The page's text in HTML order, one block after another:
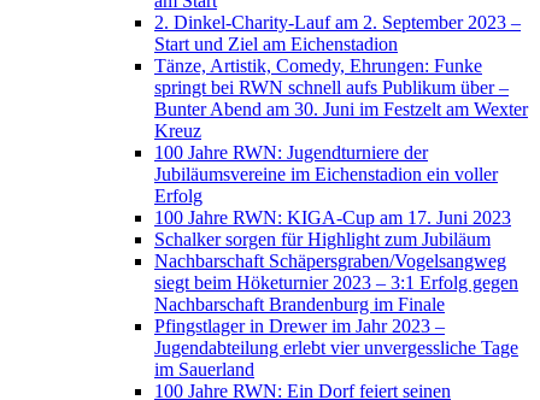
2. Dinkel-Charity-Lauf am 2. September 2023 –
Start und Ziel am Eichenstadion
Tänze, Artistik, Comedy, Ehrungen: Funke
springt bei RWN schnell aufs Publikum über –
Bunter Abend am 30. Juni im Festzelt am Wexter
Kreuz
100 Jahre RWN: Jugendturniere der
Jubiläumsvereine im Eichenstadion ein voller
Erfolg
100 Jahre RWN: KIGA-Cup am 17. Juni 2023
Schalker sorgen für Highlight zum Jubiläum
Nachbarschaft Schäpersgraben/Vogelsangweg
siegt beim Höketurnier 2023 – 3:1 Erfolg gegen
Nachbarschaft Brandenburg im Finale
Pfingstlager in Drewer im Jahr 2023 –
Jugendabteilung erlebt vier unvergessliche Tage
im Sauerland
100 Jahre RWN: Ein Dorf feiert seinen